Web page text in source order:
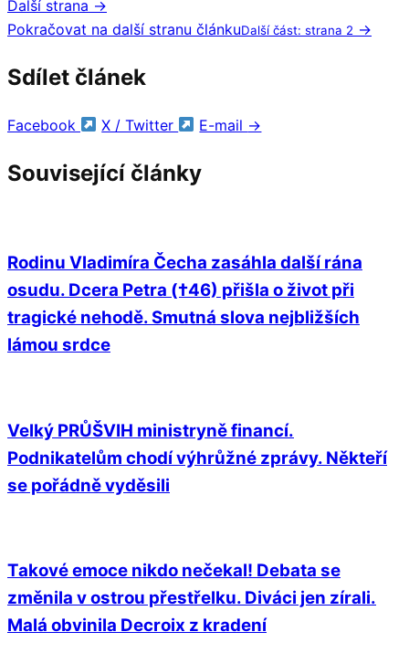
Další strana →
Pokračovat na další stranu článkuDalší část: strana 2 →
Sdílet článek
Facebook X / Twitter E-mail →
Související články
Rodinu Vladimíra Čecha zasáhla další rána
osudu. Dcera Petra (†46) přišla o život při
tragické nehodě. Smutná slova nejbližších
lámou srdce
Velký PRŮŠVIH ministryně financí.
Podnikatelům chodí výhrůžné zprávy. Někteří
se pořádně vyděsili
Takové emoce nikdo nečekal! Debata se
změnila v ostrou přestřelku. Diváci jen zírali.
Malá obvinila Decroix z kradení